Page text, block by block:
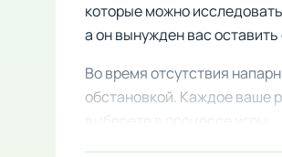
которые можно
а он вынужден вас
Во время отсутствия
обстановкой. Каждое ваше